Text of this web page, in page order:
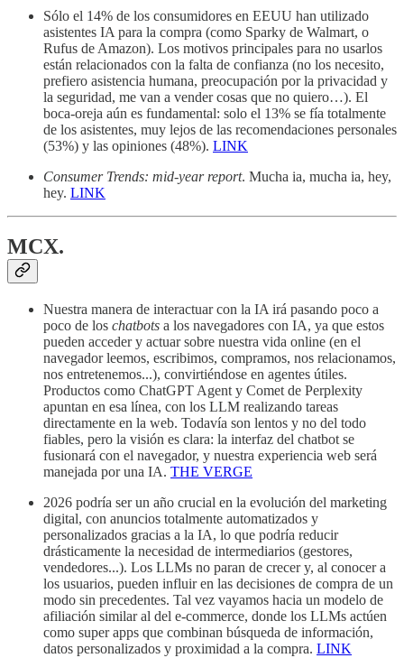
Sólo el 14% de los consumidores en EEUU han utilizado
asistentes IA para la compra (como Sparky de Walmart, o
Rufus de Amazon). Los motivos principales para no usarlos
están relacionados con la falta de confianza (no los necesito,
prefiero asistencia humana, preocupación por la privacidad y
la seguridad, me van a vender cosas que no quiero…). El
boca-oreja aún es fundamental: solo el 13% se fía totalmente
de los asistentes, muy lejos de las recomendaciones personales
(53%) y las opiniones (48%). LINK
Consumer Trends: mid-year report. Mucha ia, mucha ia, hey,
hey. LINK
MCX.
Nuestra manera de interactuar con la IA irá pasando poco a
poco de los chatbots a los navegadores con IA, ya que estos
pueden acceder y actuar sobre nuestra vida online (en el
navegador leemos, escribimos, compramos, nos relacionamos,
nos entretenemos...), convirtiéndose en agentes útiles.
Productos como ChatGPT Agent y Comet de Perplexity
apuntan en esa línea, con los LLM realizando tareas
directamente en la web. Todavía son lentos y no del todo
fiables, pero la visión es clara: la interfaz del chatbot se
fusionará con el navegador, y nuestra experiencia web será
manejada por una IA. THE VERGE
2026 podría ser un año crucial en la evolución del marketing
digital, con anuncios totalmente automatizados y
personalizados gracias a la IA, lo que podría reducir
drásticamente la necesidad de intermediarios (gestores,
vendedores...). Los LLMs no paran de crecer y, al conocer a
los usuarios, pueden influir en las decisiones de compra de un
modo sin precedentes. Tal vez vayamos hacia un modelo de
afiliación similar al del e-commerce, donde los LLMs actúen
como super apps que combinan búsqueda de información,
datos personalizados y proximidad a la compra. LINK